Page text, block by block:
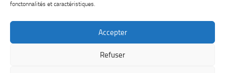
fonctonnalités et caractéristiques.
Accepter
Refuser